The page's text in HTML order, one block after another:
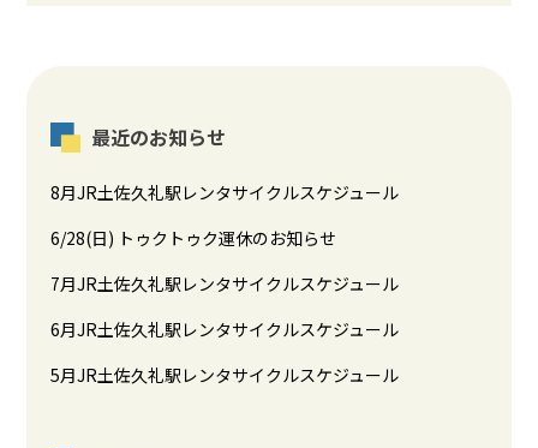
最近のお知らせ
8月JR土佐久礼駅レンタサイクルスケジュール
6/28(日) トゥクトゥク運休のお知らせ
7月JR土佐久礼駅レンタサイクルスケジュール
6月JR土佐久礼駅レンタサイクルスケジュール
5月JR土佐久礼駅レンタサイクルスケジュール